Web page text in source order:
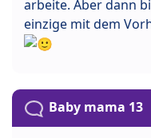
arbeite. Aber dann
einzige mit dem
Baby mama 13